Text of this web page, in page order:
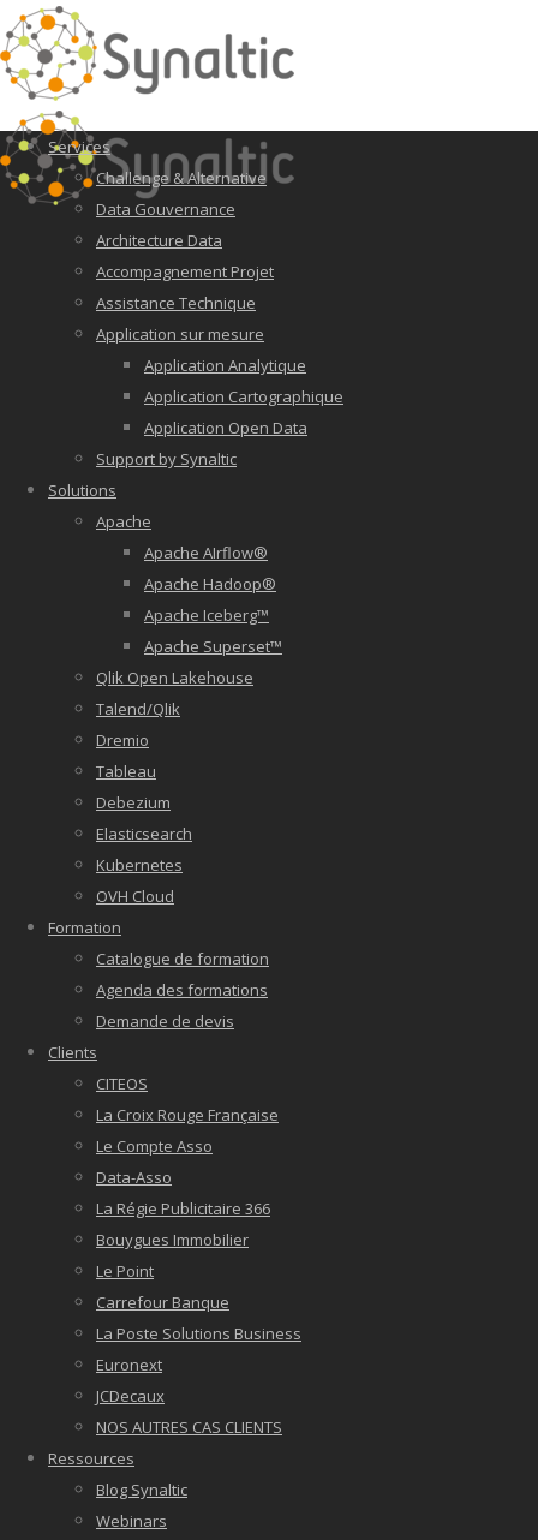
Services
Challenge & Alternative
Data Gouvernance
Architecture Data
Accompagnement Projet
Assistance Technique
Application sur mesure
Application Analytique
Application Cartographique
Application Open Data
Support by Synaltic
Solutions
Apache
Apache AIrflow®
Apache Hadoop®
Apache Iceberg™
Apache Superset™
Qlik Open Lakehouse
Talend/Qlik
Dremio
Tableau
Debezium
Elasticsearch
Kubernetes
OVH Cloud
Formation
Catalogue de formation
Agenda des formations
Demande de devis
Clients
CITEOS
La Croix Rouge Française
Le Compte Asso
Data-Asso
La Régie Publicitaire 366
Bouygues Immobilier
Le Point
Carrefour Banque
La Poste Solutions Business
Euronext
JCDecaux
NOS AUTRES CAS CLIENTS
Ressources
Blog Synaltic
Webinars